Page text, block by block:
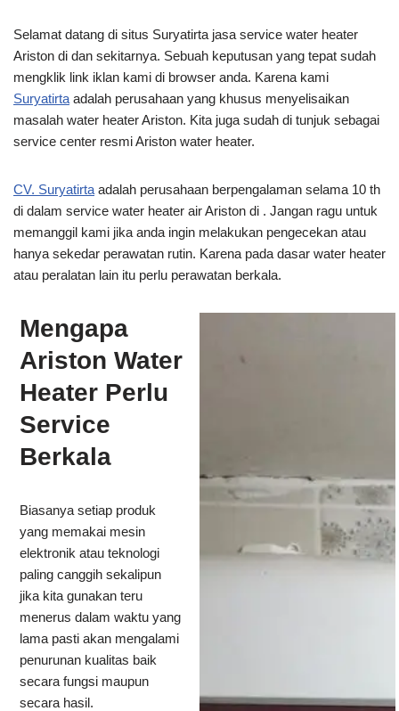
Selamat datang di situs Suryatirta jasa service water heater
Ariston di dan sekitarnya. Sebuah keputusan yang tepat sudah
mengklik link iklan kami di browser anda. Karena kami
Suryatirta adalah perusahaan yang khusus menyelisaikan
masalah water heater Ariston. Kita juga sudah di tunjuk sebagai
service center resmi Ariston water heater.
CV. Suryatirta adalah perusahaan berpengalaman selama 10 th
di dalam service water heater air Ariston di . Jangan ragu untuk
memanggil kami jika anda ingin melakukan pengecekan atau
hanya sekedar perawatan rutin. Karena pada dasar water heater
atau peralatan lain itu perlu perawatan berkala.
Mengapa
Ariston Water
Heater Perlu
Service
Berkala
Biasanya setiap produk
yang memakai mesin
elektronik atau teknologi
paling canggih sekalipun
jika kita gunakan teru
menerus dalam waktu yang
lama pasti akan mengalami
penurunan kualitas baik
secara fungsi maupun
secara hasil.